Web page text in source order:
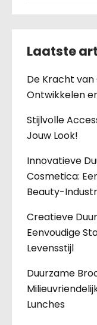
Laatste
De Kracht van
Ontwikkelen
Stijlvolle
Jouw Look!
Innovatieve
Cosmetica:
Beauty-
Creatieve
Eenvoudige
Levensstijl
Duurzame
Lunches